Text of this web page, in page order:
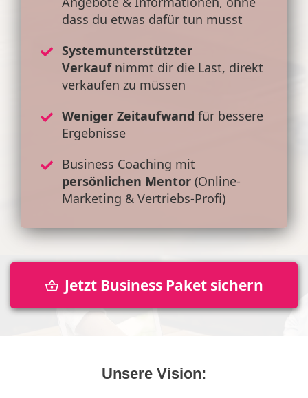
dass du etwas dafür tun musst
Systemunterstützter
Verkauf nimmt dir die Last, direkt
verkaufen zu müssen
Weniger Zeitaufwand für bessere
Ergebnisse
Business Coaching mit
persönlichen Mentor (Online-
Marketing & Vertriebs-Profi)
Jetzt Business Paket sichern
Unsere Vision: